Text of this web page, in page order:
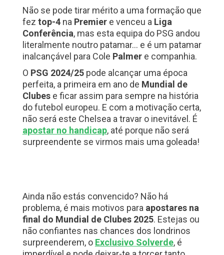
Não se pode tirar mérito a uma formação que
fez top-4na Premiere venceu a Liga
Conferência, mas esta equipa do PSG andou
literalmente noutro patamar… e é um patamar
inalcançável para Cole Palmere companhia.
O PSG 2024/25pode alcançar uma época
perfeita, a primeira em ano de Mundial de
Clubese ficar assim para sempre na história
do futebol europeu. E com a motivação certa,
não será este Chelsea a travar o inevitável. É
apostar no handicap, até porque não será
surpreendente se virmos mais uma goleada!
Ainda não estás convencido? Não há
problema, é mais motivos para apostares na
final do Mundial de Clubes 2025. Estejas ou
não confiantes nas chances dos londrinos
surpreenderem, o Exclusivo Solverde, é